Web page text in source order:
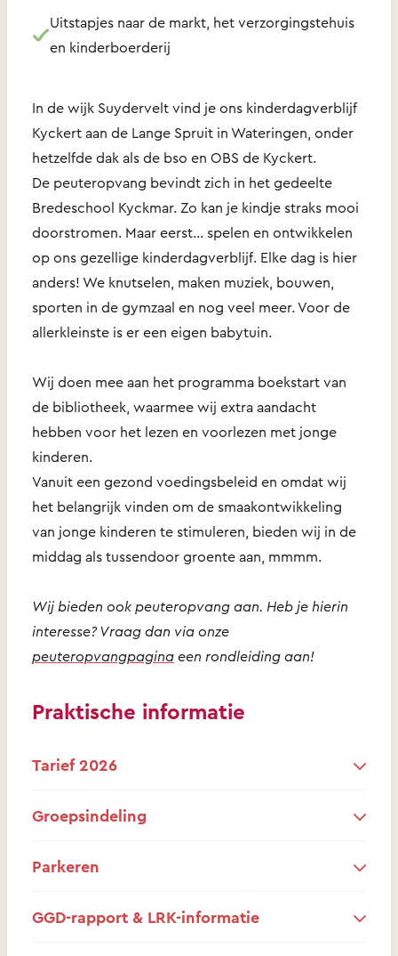
Uitstapjes naar de markt, het verzorgingstehuis
en kinderboerderij
In de wijk Suydervelt vind je ons kinderdagverblijf
Kyckert aan de Lange Spruit in Wateringen, onder
hetzelfde dak als de bso en OBS de Kyckert.
De peuteropvang bevindt zich in het gedeelte
Bredeschool Kyckmar. Zo kan je kindje straks mooi
doorstromen. Maar eerst… spelen en ontwikkelen
op ons gezellige kinderdagverblijf. Elke dag is hier
anders! We knutselen, maken muziek, bouwen,
sporten in de gymzaal en nog veel meer. Voor de
allerkleinste is er een eigen babytuin.
Wij doen mee aan het programma boekstart van
de bibliotheek, waarmee wij extra aandacht
hebben voor het lezen en voorlezen met jonge
kinderen.
Vanuit een gezond voedingsbeleid en omdat wij
het belangrijk vinden om de smaakontwikkeling
van jonge kinderen te stimuleren, bieden wij in de
middag als tussendoor groente aan, mmmm.
Wij bieden ook peuteropvang aan. Heb je hierin
interesse? Vraag dan via onze
peuteropvangpagina een rondleiding aan!
Praktische informatie
Tarief 2026
Groepsindeling
Parkeren
GGD-rapport & LRK-informatie